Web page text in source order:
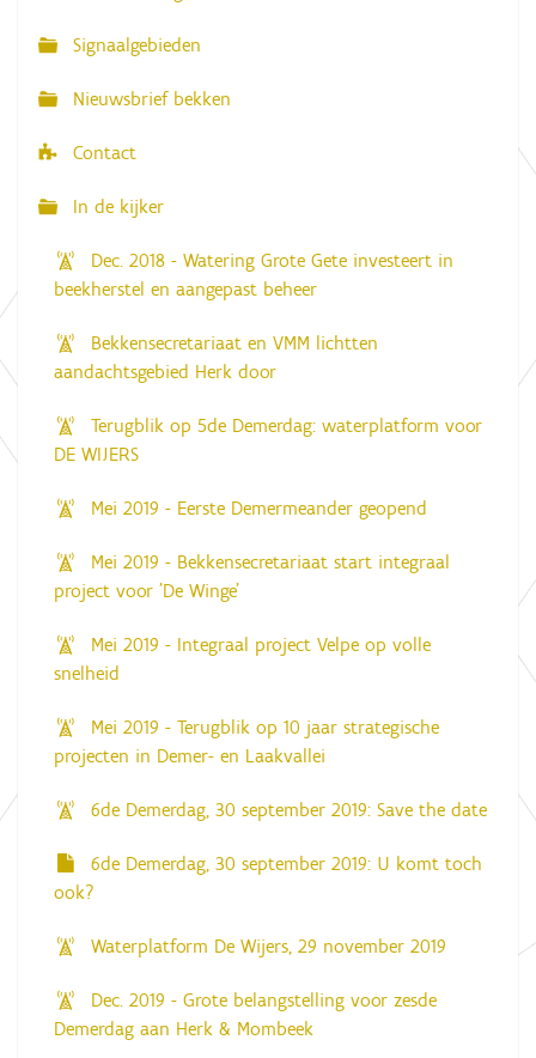
t
Signaalgebieden
Nieuwsbrief bekken
Contact
In de kijker
Dec. 2018 - Watering Grote Gete investeert in
beekherstel en aangepast beheer
Bekkensecretariaat en VMM lichtten
aandachtsgebied Herk door
Terugblik op 5de Demerdag: waterplatform voor
DE WIJERS
Mei 2019 - Eerste Demermeander geopend
Mei 2019 - Bekkensecretariaat start integraal
project voor 'De Winge'
Mei 2019 - Integraal project Velpe op volle
snelheid
Mei 2019 - Terugblik op 10 jaar strategische
projecten in Demer- en Laakvallei
6de Demerdag, 30 september 2019: Save the date
6de Demerdag, 30 september 2019: U komt toch
ook?
Waterplatform De Wijers, 29 november 2019
Dec. 2019 - Grote belangstelling voor zesde
Demerdag aan Herk & Mombeek